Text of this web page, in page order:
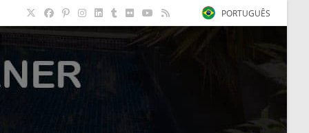
PORTUGUÊS